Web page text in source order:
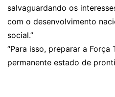
salvaguardando os
com o desenvolvimento
social.”
“Para isso, preparar a
permanente estado de